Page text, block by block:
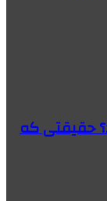
حقیقتی که